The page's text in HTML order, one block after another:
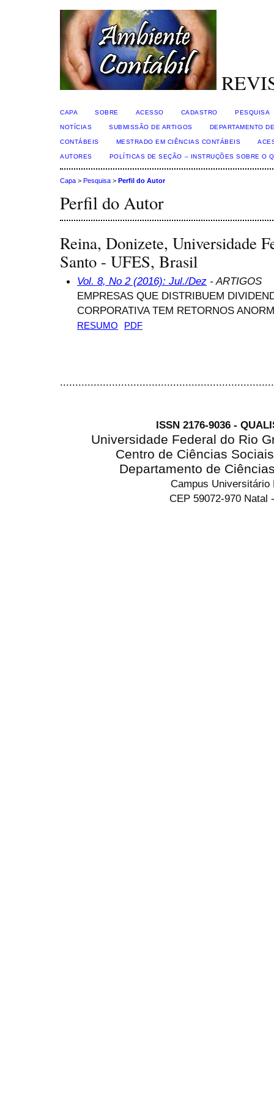
CAPA SOBRE ACESSO CADASTRO PESQUISA
NOTÍCIAS SUBMISSÃO DE ARTIGOS DEPARTAMENTO
CONTÁBEIS MESTRADO EM CIÊNCIAS CONTÁBEIS
AUTORES POLÍTICAS DE SEÇÃO – INSTRUÇÕES SOBRE O
Capa > Pesquisa > Perfil do Autor
Perfil do Autor
Reina, Donizete, Universidade
Santo - UFES, Brasil
Vol. 8, No 2 (2016): Jul./Dez - ARTIGOS
EMPRESAS QUE DISTRIBUEM
CORPORATIVA TEM RETORNOS
RESUMO PDF
ISSN 2176-9036 -
Universidade Federal do Rio
Centro de Ciências
Departamento de
Campus Universitário
CEP 59072-970 Natal